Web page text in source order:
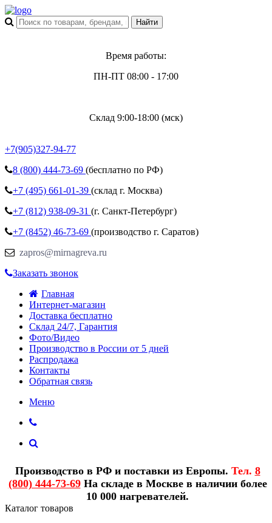
Время работы:
ПН-ПТ 08:00 - 17:00
Склад 9:00-18:00 (мск)
+7(905)327-94-77
8 (800) 444-73-69 (бесплатно по РФ)
+7 (495) 661-01-39 (склад г. Москва)
+7 (812) 938-09-31 (г. Санкт-Петербург)
+7 (8452) 46-73-69 (производство г. Саратов)
zapros@mirnagreva.ru
Заказать звонок
Главная
Интернет-магазин
Доставка бесплатно
Склад 24/7, Гарантия
Фото/Видео
Производство в России от 5 дней
Распродажа
Контакты
Обратная связь
Меню
Производство в РФ и поставки из Европы. Тел. 8
(800) 444-73-69На складе в Москве в наличии более
10 000 нагревателей.
Каталог товаров